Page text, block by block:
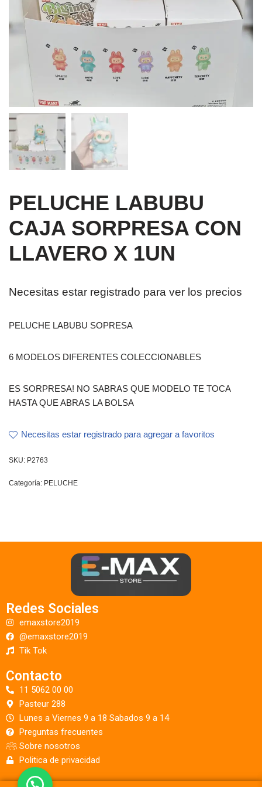
PELUCHE LABUBU
CAJA SORPRESA CON
LLAVERO X 1UN
Necesitas estar registrado para ver los precios
PELUCHE LABUBU SOPRESA
6 MODELOS DIFERENTES COLECCIONABLES
ES SORPRESA! NO SABRAS QUE MODELO TE TOCA
HASTA QUE ABRAS LA BOLSA
Necesitas estar registrado para agregar a favoritos
SKU: P2763
Categoría: PELUCHE
Redes Sociales
emaxstore2019
@emaxstore2019
Tik Tok
Contacto
11 5062 00 00
Pasteur 288
Lunes a Viernes 9 a 18 Sabados 9 a 14
Preguntas frecuentes
Sobre nosotros
Politica de privacidad